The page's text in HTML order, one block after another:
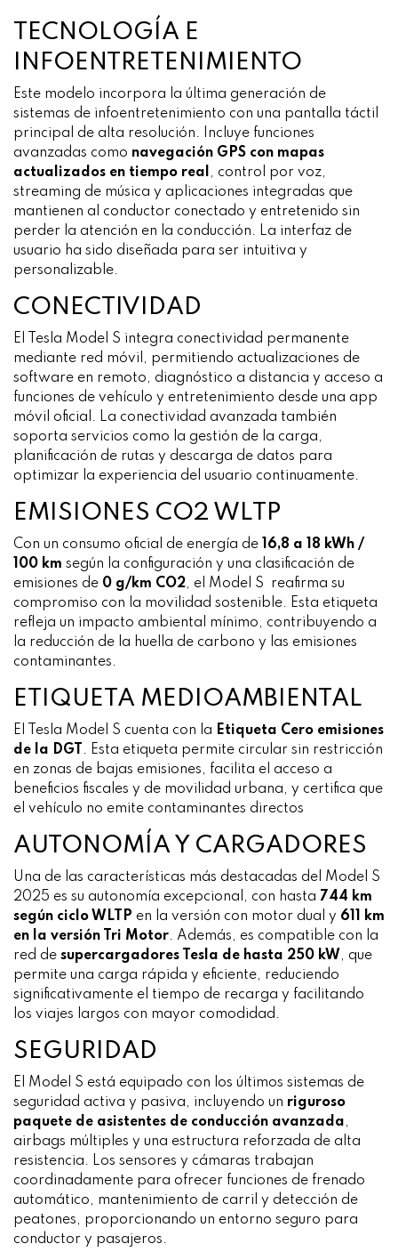
TECNOLOGÍA E
INFOENTRETENIMIENTO
Este modelo incorpora la última generación de
sistemas de infoentretenimiento con una pantalla táctil
principal de alta resolución. Incluye funciones
avanzadas como navegación GPS con mapas
actualizados en tiempo real , control por voz,
streaming de música y aplicaciones integradas que
mantienen al conductor conectado y entretenido sin
perder la atención en la conducción. La interfaz de
usuario ha sido diseñada para ser intuitiva y
personalizable.
CONECTIVIDAD
El Tesla Model S integra conectividad permanente
mediante red móvil, permitiendo actualizaciones de
software en remoto, diagnóstico a distancia y acceso a
funciones de vehículo y entretenimiento desde una app
móvil oficial. La conectividad avanzada también
soporta servicios como la gestión de la carga,
planificación de rutas y descarga de datos para
optimizar la experiencia del usuario continuamente.
EMISIONES CO2 WLTP
Con un consumo oficial de energía de
16,8 a 18 kWh /
100 km según la configuración y una clasificación de
emisiones de 0 g/km CO2, el Model S reafirma su
compromiso con la movilidad sostenible. Esta etiqueta
refleja un impacto ambiental mínimo, contribuyendo a
la reducción de la huella de carbono y las emisiones
contaminantes.
ETIQUETA MEDIOAMBIENTAL
El Tesla Model S cuenta con la Etiqueta Cero emisiones
de la DGT
. Esta etiqueta permite circular sin restricción
en zonas de bajas emisiones, facilita el acceso a
beneficios fiscales y de movilidad urbana, y certifica que
el vehículo no emite contaminantes directos
AUTONOMÍA Y CARGADORES
Una de las características más destacadas del Model S
2025 es su autonomía excepcional, con hasta 744 km
según ciclo WLTP en la versión con motor dual y 611 km
en la versión Tri Motor. Además, es compatible con la
red de supercargadores Tesla de hasta 250 kW, que
permite una carga rápida y eficiente, reduciendo
significativamente el tiempo de recarga y facilitando
los viajes largos con mayor comodidad.
SEGURIDAD
El Model S está equipado con los últimos sistemas de
seguridad activa y pasiva, incluyendo un riguroso
paquete de asistentes de conducción avanzada,
airbags múltiples y una estructura reforzada de alta
resistencia. Los sensores y cámaras trabajan
coordinadamente para ofrecer funciones de frenado
automático, mantenimiento de carril y detección de
peatones, proporcionando un entorno seguro para
conductor y pasajeros.